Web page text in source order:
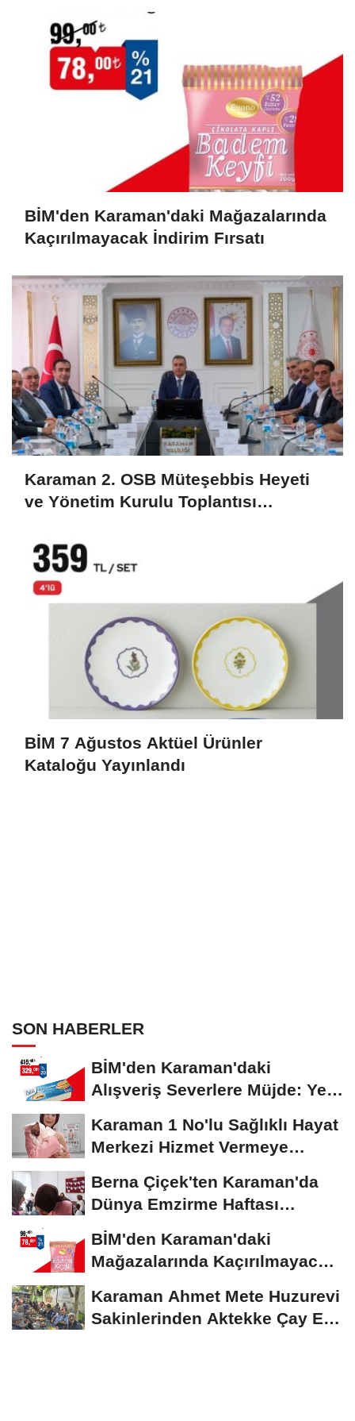
BİM'den Karaman'daki Mağazalarında
Kaçırılmayacak İndirim Fırsatı
Karaman 2. OSB Müteşebbis Heyeti
ve Yönetim Kurulu Toplantısı
BİM 7 Ağustos Aktüel Ürünler
Kataloğu Yayınlandı
SON HABERLER
BİM'den Karaman'daki
Alışveriş Severlere Müjde: Yeni
Karaman 1 No'lu Sağlıklı Hayat
Merkezi Hizmet Vermeye
Berna Çiçek'ten Karaman'da
Dünya Emzirme Haftası
Etkinliğine Ziyaret
BİM'den Karaman'daki
Mağazalarında Kaçırılmayacak
Karaman Ahmet Mete Huzurevi
Sakinlerinden Aktekke Çay Evi